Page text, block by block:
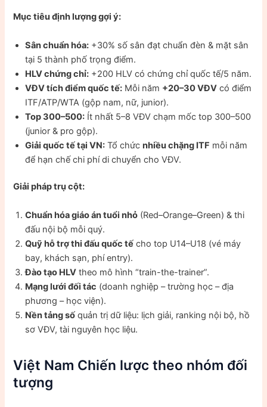
Mục tiêu định lượng gợi ý:
Sân chuẩn hóa: +30% số sân đạt chuẩn đèn & mặt sân
tại 5 thành phố trọng điểm.
HLV chứng chỉ: +200 HLV có chứng chỉ quốc tế/5 năm.
VĐV tích điểm quốc tế: Mỗi năm +20–30 VĐV có điểm
ITF/ATP/WTA (gộp nam, nữ, junior).
Top 300–500: Ít nhất 5–8 VĐV chạm mốc top 300–500
(junior & pro gộp).
Giải quốc tế tại VN: Tổ chứcnhiều chặng ITF mỗi năm
để hạn chế chi phí di chuyển cho VĐV.
Giải pháp trụ cột:
Chuẩn hóa giáo án tuổi nhỏ (Red–Orange–Green) & thi
đấu nội bộ mỗi quý.
Quỹ hỗ trợ thi đấu quốc tế cho top U14–U18 (vé máy
bay, khách sạn, phí entry).
Đào tạo HLV theo mô hình “train-the-trainer”.
Mạng lưới đối tác (doanh nghiệp – trường học – địa
phương – học viện).
Nền tảng sốquản trị dữ liệu: lịch giải, ranking nội bộ, hồ
sơ VĐV, tài nguyên học liệu.
Việt Nam Chiến lược theo nhóm đối
tượng